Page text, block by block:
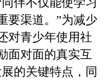
要渠道。”为减少
对青少年使用社
面对面的真实互
的关键特点，同